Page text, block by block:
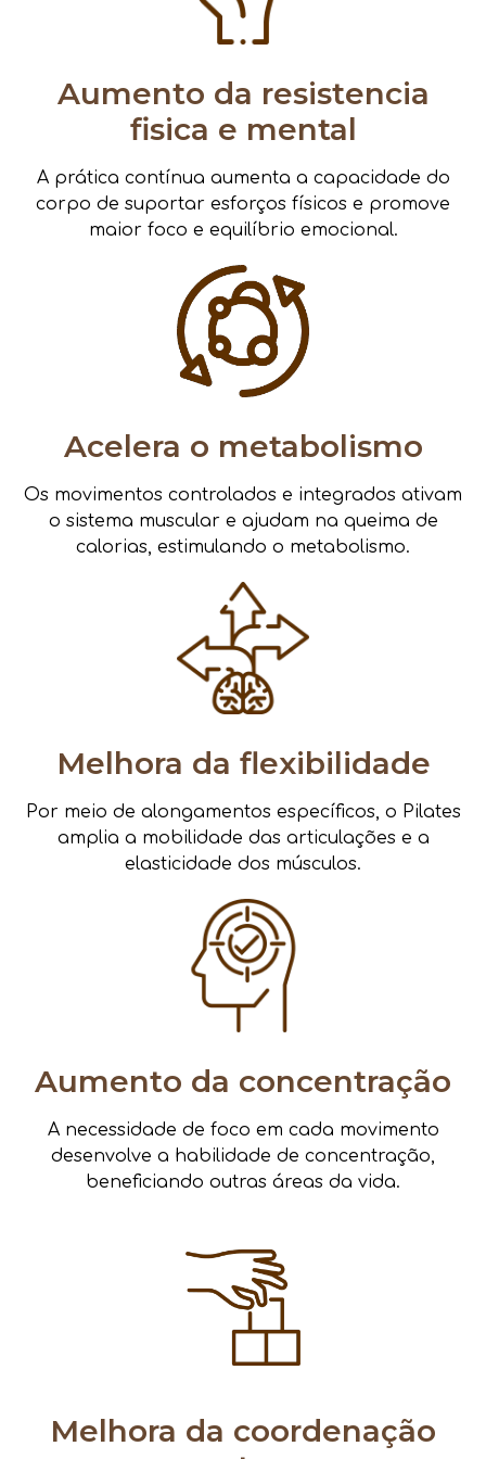
Aumento da resistencia
fisica e mental
A prática contínua aumenta a capacidade do
corpo de suportar esforços físicos e promove
maior foco e equilíbrio emocional.
Acelera o metabolismo
Os movimentos controlados e integrados ativam
o sistema muscular e ajudam na queima de
calorias, estimulando o metabolismo.
Melhora da flexibilidade
Por meio de alongamentos específicos, o Pilates
amplia a mobilidade das articulações e a
elasticidade dos músculos.
Aumento da concentração
A necessidade de foco em cada movimento
desenvolve a habilidade de concentração,
beneficiando outras áreas da vida.
Melhora da coordenação